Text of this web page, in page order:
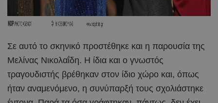
Σε αυτό το σκηνικό προστέθηκε και η παρουσία της
Μελίνας Νικολαΐδη. Η ίδια και ο γνωστός
τραγουδιστής βρέθηκαν στον ίδιο χώρο και, όπως
ήταν αναμενόμενο, η συνύπαρξή τους σχολιάστηκε